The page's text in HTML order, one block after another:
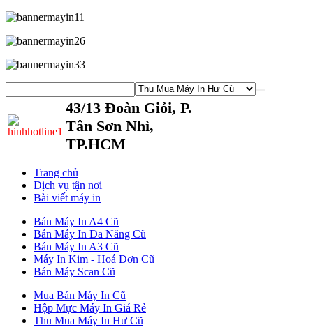
43/13 Đoàn Giỏi, P.
Tân Sơn Nhì,
TP.HCM
Trang chủ
Dịch vụ tận nơi
Bài viết máy in
Bán Máy In A4 Cũ
Bán Máy In Đa Năng Cũ
Bán Máy In A3 Cũ
Máy In Kim - Hoá Đơn Cũ
Bán Máy Scan Cũ
Mua Bán Máy In Cũ
Hộp Mực Máy In Giá Rẻ
Thu Mua Máy In Hư Cũ